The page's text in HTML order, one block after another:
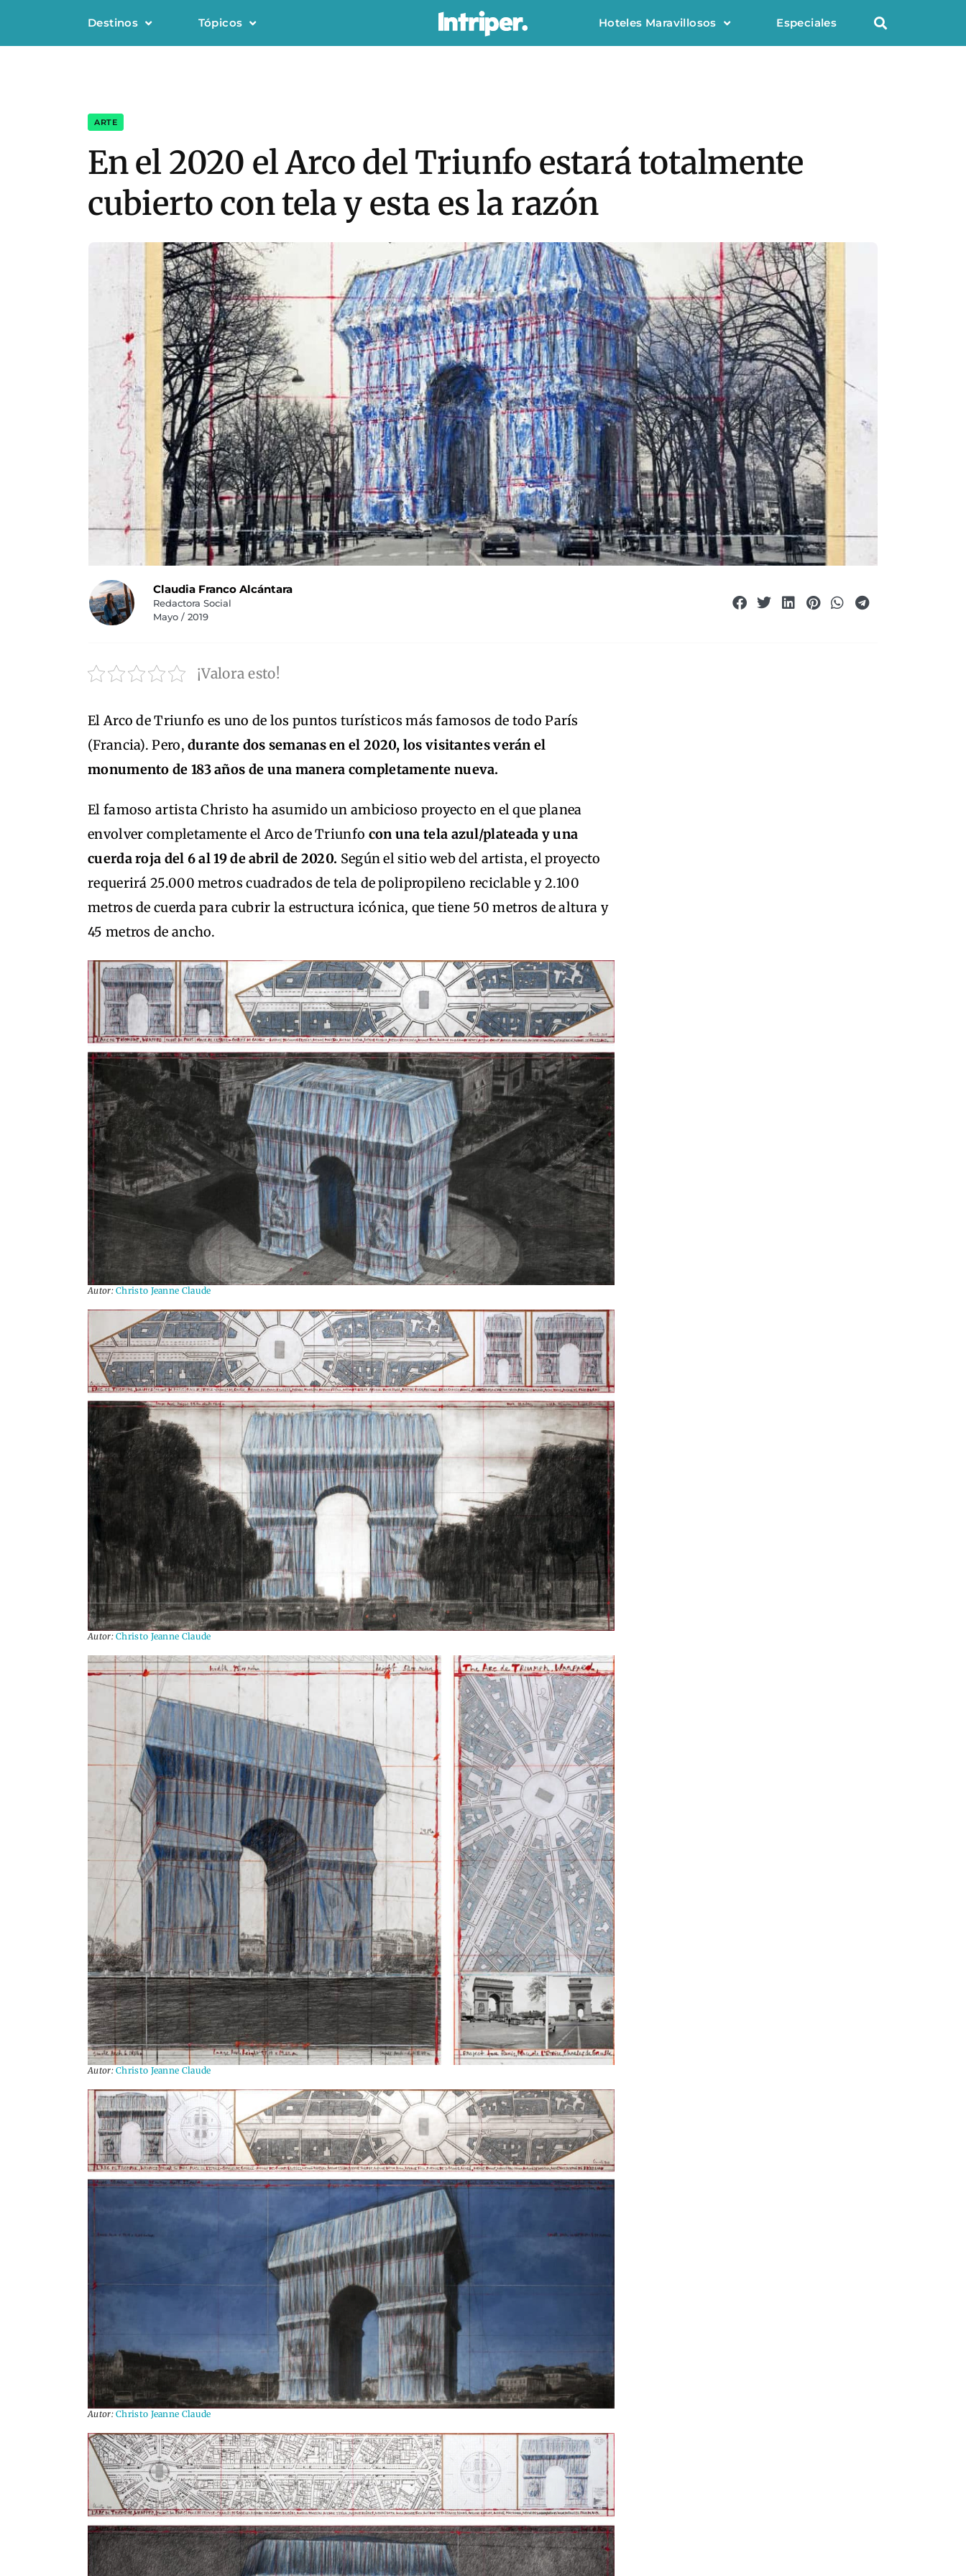
Destinos Tópicos Hoteles Maravillosos Especiales
ARTE
En el 2020 el Arco del Triunfo estará totalmente
cubierto con tela y esta es la razón
Claudia Franco Alcántara
Redactora Social
Mayo / 2019
¡Valora esto!
El Arco de Triunfo es uno de los puntos turísticos más famosos de todo París
(Francia). Pero,durante dos semanas en el 2020, los visitantes verán el
monumento de 183 años de una manera completamente nueva.
El famoso artista Christo ha asumido un ambicioso proyecto en el que planea
envolver completamente el Arco de Triunfo con una tela azul/plateada y una
cuerda roja del 6 al 19 de abril de 2020. Según el sitio web del artista, el proyecto
requerirá 25.000 metros cuadrados de tela de polipropileno reciclable y 2.100
metros de cuerda para cubrir la estructura icónica, que tiene 50 metros de altura y
45 metros de ancho.
Autor:Christo Jeanne Claude
Autor:Christo Jeanne Claude
Autor:Christo Jeanne Claude
Autor:Christo Jeanne Claude